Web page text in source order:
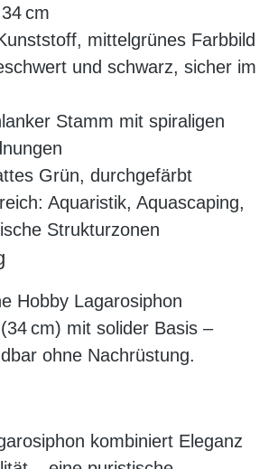
cm
mittelgrünes Farbbild
und schwarz, sicher im
Stamm mit spiraligen
Grün, durchgefärbt
Aquaristik, Aquascaping,
Strukturzonen
Hobby Lagarosiphon
cm) mit solider Basis –
ohne Nachrüstung.
kombiniert Eleganz